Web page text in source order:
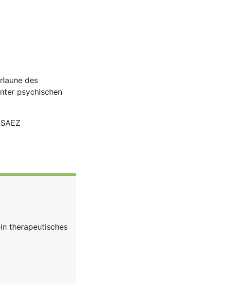
des
psychischen
therapeutisches